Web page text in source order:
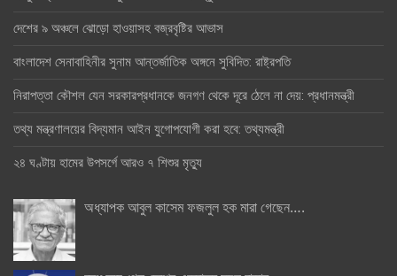
দেশের ৯ অঞ্চলে ঝোড়ো হাওয়াসহ বজ্রবৃষ্টির আভাস
বাংলাদেশ সেনাবাহিনীর সুনাম আন্তর্জাতিক অঙ্গনে সুবিদিত: রাষ্ট্রপতি
নিরাপত্তা কৌশল যেন সরকারপ্রধানকে জনগণ থেকে দূরে ঠেলে না দেয়: প্রধানমন্ত্রী
তথ্য মন্ত্রণালয়ের বিদ্যমান আইন যুগোপযোগী করা হবে: তথ্যমন্ত্রী
২৪ ঘণ্টায় হামের উপসর্গে আরও ৭ শিশুর মৃত্যু
অধ্যাপক আবুল কাসেম ফজলুল হক মারা গেছেন….